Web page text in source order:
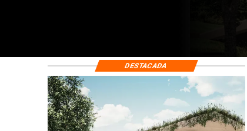
DESTACADA